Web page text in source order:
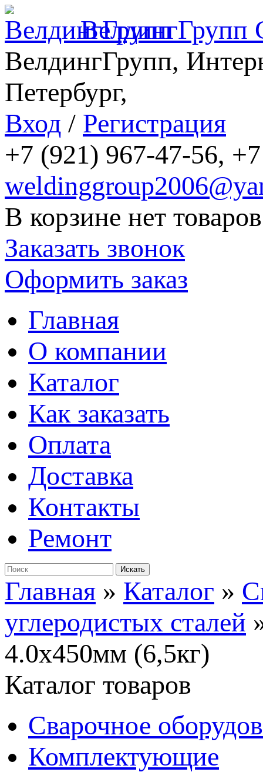
ВелдингГрупп
ВелдингГрупп,
Петербург,
Вход / Регистрация
+7 (921) 967-47-56,
В корзине нет товаров
Заказать звонок
Оформить заказ
Главная
О компании
Каталог
Как заказать
Оплата
Доставка
Контакты
Ремонт
Главная » Каталог »
углеродистых сталей
4.0х450мм (6,5кг)
Каталог товаров
Сварочное
Комплектующие